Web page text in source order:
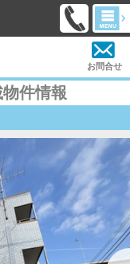
お問合せ
件情報